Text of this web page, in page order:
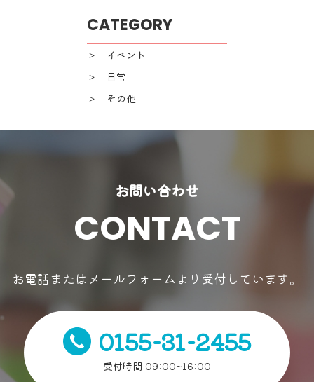
CATEGORY
＞ イベント
＞ 日常
＞ その他
お問い合わせ
CONTACT
お電話またはメールフォームより受付しています。
0155-31-2455
受付時間 09:00~16:00